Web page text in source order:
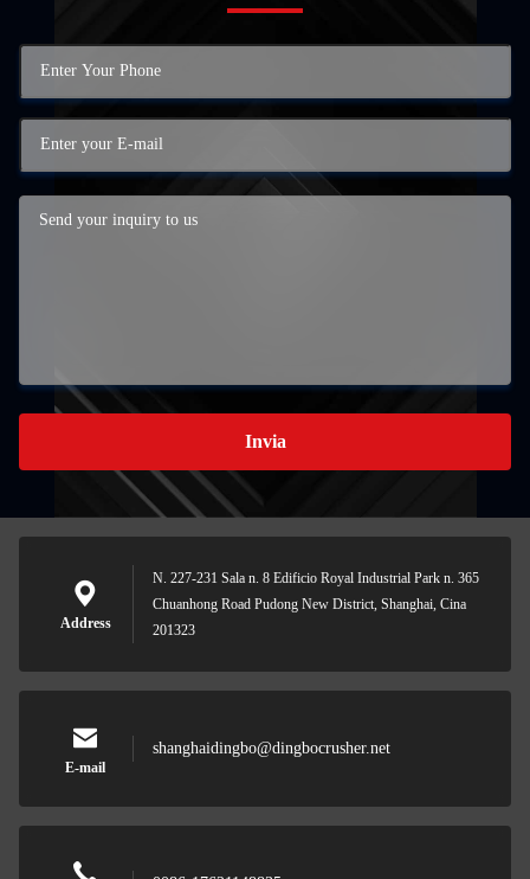
Invia
Address
N. 227-231 Sala n. 8 Edificio Royal Industrial Park n. 365
Chuanhong Road Pudong New District, Shanghai, Cina
201323
E-mail
shanghaidingbo@dingbocrusher.net